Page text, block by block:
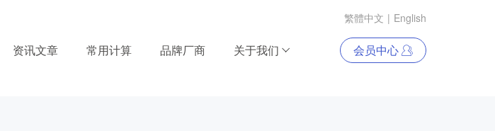
繁體中文 | English
资讯文章 常用计算 品牌厂商 关于我们 会员中心